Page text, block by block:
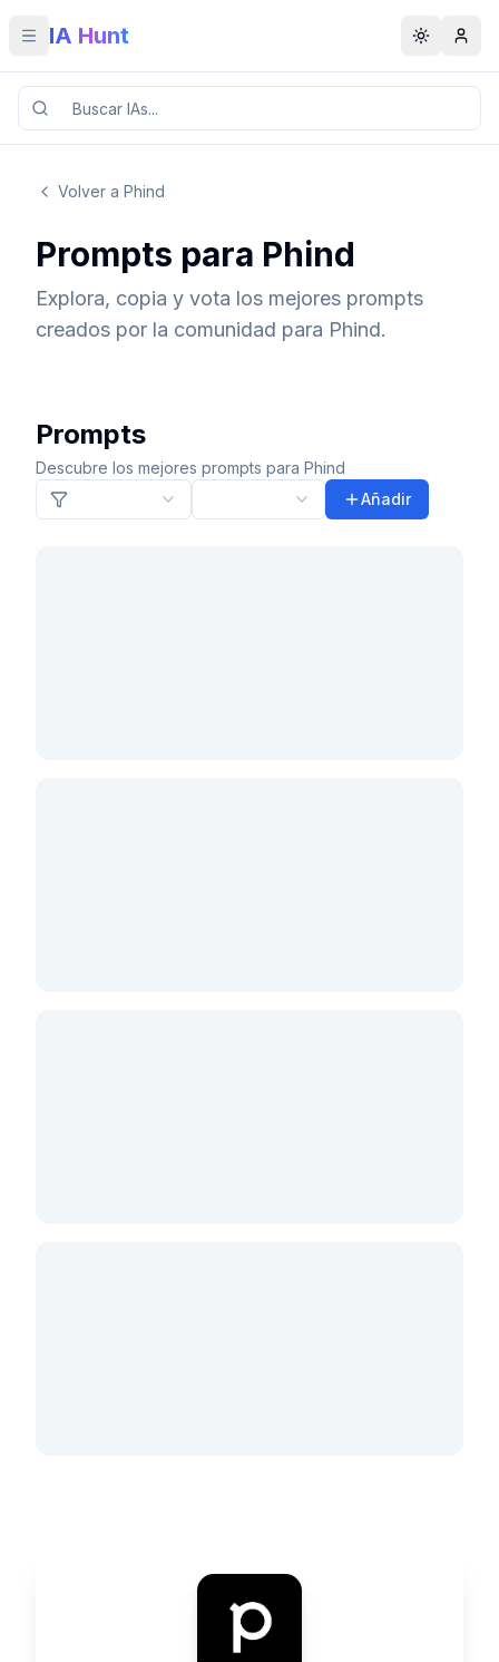
Toggle menu
IA Hunt Toggle
Volver a Phind
Prompts para Phind
Explora, copia y vota los mejores prompts
creados por la comunidad para Phind.
Prompts
Descubre los mejores prompts para Phind
Añadir